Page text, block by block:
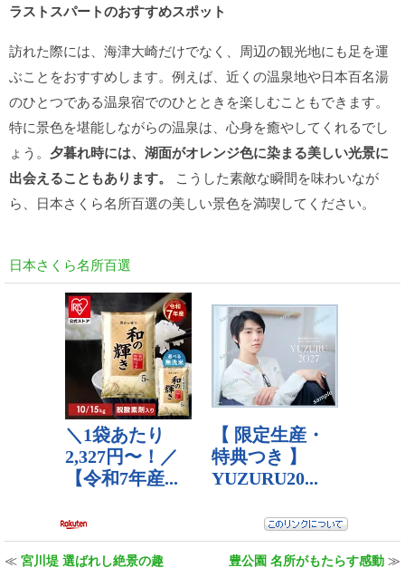
ラストスパートのおすすめスポット
訪れた際には、海津大崎だけでなく、周辺の観光地にも足を運
ぶことをおすすめします。例えば、近くの温泉地や日本百名湯
のひとつである温泉宿でのひとときを楽しむこともできます。
特に景色を堪能しながらの温泉は、心身を癒やしてくれるでし
ょう。 夕暮れ時には、湖面がオレンジ色に染まる美しい光景に
出会えることもあります。
こうした素敵な瞬間を味わいなが
ら、日本さくら名所百選の美しい景色を満喫してください。
日本さくら名所百選
≪ 宮川堤 選ばれし絶景の趣 豊公園 名所がもたらす感動 ≫